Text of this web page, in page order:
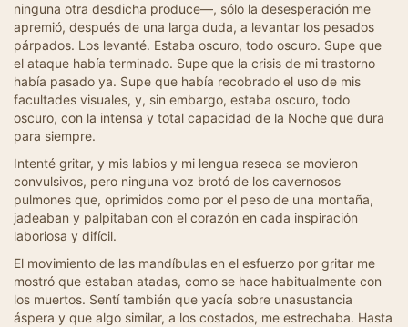
ninguna otra desdicha produce—, sólo la desesperación me
apremió, después de una larga duda, a levantar los pesados
párpados. Los levanté. Estaba oscuro, todo oscuro. Supe que
el ataque había terminado. Supe que la crisis de mi trastorno
había pasado ya. Supe que había recobrado el uso de mis
facultades visuales, y, sin embargo, estaba oscuro, todo
oscuro, con la intensa y total capacidad de la Noche que dura
para siempre.
Intenté gritar, y mis labios y mi lengua reseca se movieron
convulsivos, pero ninguna voz brotó de los cavernosos
pulmones que, oprimidos como por el peso de una montaña,
jadeaban y palpitaban con el corazón en cada inspiración
laboriosa y difícil.
El movimiento de las mandíbulas en el esfuerzo por gritar me
mostró que estaban atadas, como se hace habitualmente con
los muertos. Sentí también que yacía sobre unasustancia
áspera y que algo similar, a los costados, me estrechaba. Hasta